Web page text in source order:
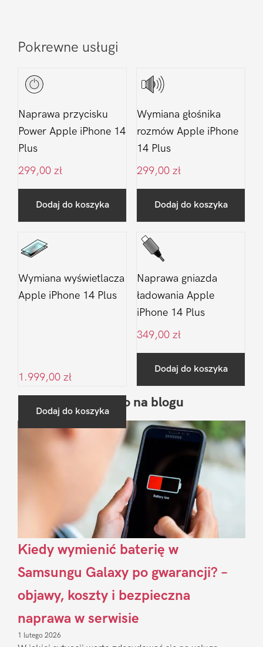
Pokrewne usługi
Naprawa przycisku
Power Apple iPhone 14
Plus
299,00 zł
Dodaj do koszyka
Wymiana głośnika
rozmów Apple iPhone
14 Plus
299,00 zł
Dodaj do koszyka
Wymiana wyświetlacza
Apple iPhone 14 Plus
1.999,00 zł
Dodaj do koszyka
Naprawa gniazda
ładowania Apple
iPhone 14 Plus
349,00 zł
Dodaj do koszyka
Pierwszy
Sidebar
Ostatnio na blogu
Kiedy wymienić baterię w
Samsungu Galaxy po gwarancji? –
objawy, koszty i bezpieczna
naprawa w serwisie
1 lutego 2026